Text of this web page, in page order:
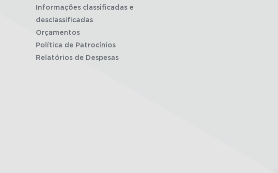
Informações classificadas e
desclassificadas
Orçamentos
Política de Patrocínios
Relatórios de Despesas